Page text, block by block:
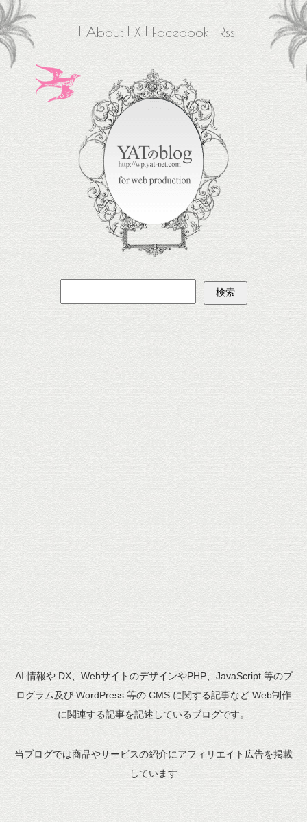
About X Facebook Rss
AI 情報や DX、WebサイトのデザインやPHP、JavaScript 等のプ
ログラム及び WordPress 等の CMS に関する記事など Web制作
に関連する記事を記述しているブログです。
当ブログでは商品やサービスの紹介にアフィリエイト広告を掲載
しています